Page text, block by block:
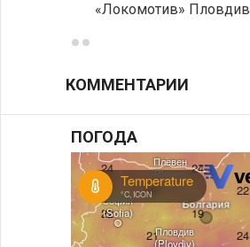
«Локомотив» Пловдив
КОММЕНТАРИИ
ПОГОДА